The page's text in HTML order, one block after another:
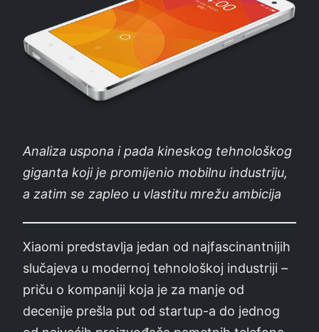
Analiza uspona i pada kineskog tehnološkog
giganta koji je promijenio mobilnu industriju,
a zatim se zapleo u vlastitu mrežu ambicija
Xiaomi predstavlja jedan od najfascinantnijih
slučajeva u modernoj tehnološkoj industriji –
priču o kompaniji koja je za manje od
decenije prešla put od startup-a do jednog